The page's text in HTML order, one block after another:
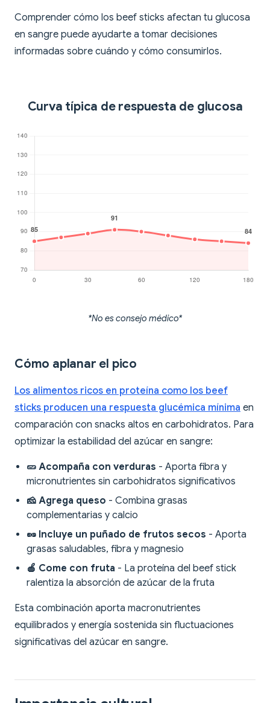
Comprender cómo los beef sticks afectan tu glucosa
en sangre puede ayudarte a tomar decisiones
informadas sobre cuándo y cómo consumirlos.
Curva típica de respuesta de glucosa
*No es consejo médico*
Cómo aplanar el pico
Los alimentos ricos en proteína como los beef
sticks producen una respuesta glucémica mínima en
comparación con snacks altos en carbohidratos. Para
optimizar la estabilidad del azúcar en sangre:
🥒 Acompaña con verduras - Aporta fibra y
micronutrientes sin carbohidratos significativos
🧀 Agrega queso - Combina grasas
complementarias y calcio
🥜 Incluye un puñado de frutos secos - Aporta
grasas saludables, fibra y magnesio
🍎 Come con fruta - La proteína del beef stick
ralentiza la absorción de azúcar de la fruta
Esta combinación aporta macronutrientes
equilibrados y energía sostenida sin fluctuaciones
significativas del azúcar en sangre.